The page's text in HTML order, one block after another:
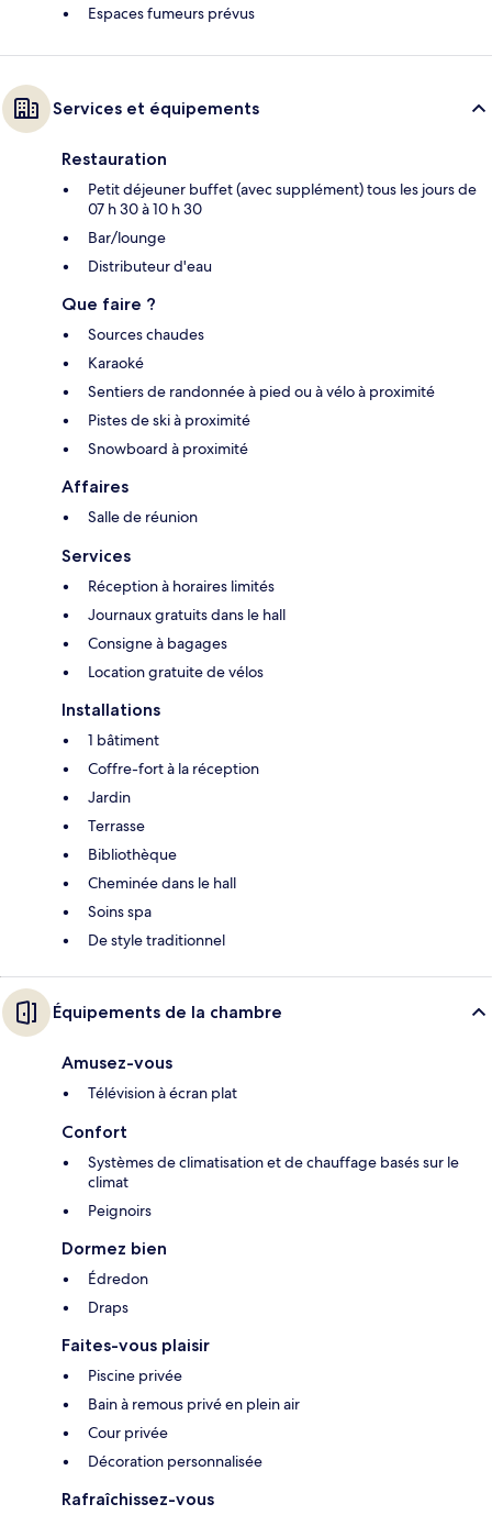
Espaces fumeurs prévus
Services et équipements
Restauration
Petit déjeuner buffet (avec supplément) tous les jours de
07 h 30 à 10 h 30
Bar/lounge
Distributeur d'eau
Que faire ?
Sources chaudes
Karaoké
Sentiers de randonnée à pied ou à vélo à proximité
Pistes de ski à proximité
Snowboard à proximité
Affaires
Salle de réunion
Services
Réception à horaires limités
Journaux gratuits dans le hall
Consigne à bagages
Location gratuite de vélos
Installations
1 bâtiment
Coffre-fort à la réception
Jardin
Terrasse
Bibliothèque
Cheminée dans le hall
Soins spa
De style traditionnel
Équipements de la chambre
Amusez-vous
Télévision à écran plat
Confort
Systèmes de climatisation et de chauffage basés sur le
climat
Peignoirs
Dormez bien
Édredon
Draps
Faites-vous plaisir
Piscine privée
Bain à remous privé en plein air
Cour privée
Décoration personnalisée
Rafraîchissez-vous